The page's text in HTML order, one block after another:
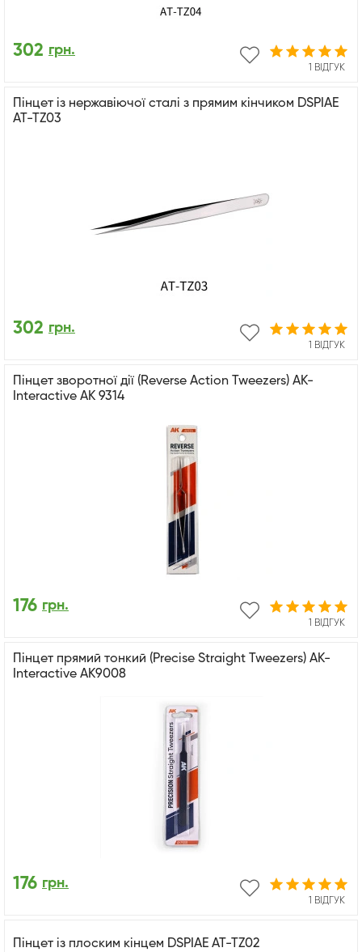
1 ВІДГУК
302 грн.
Пінцет із нержавіючої сталі з прямим кінчиком DSPIAE
AT-TZ03
1 ВІДГУК
302 грн.
Пінцет зворотної дії (Reverse Action Tweezers) AK-
Interactive AK 9314
1 ВІДГУК
176 грн.
Пінцет прямий тонкий (Precise Straight Tweezers) AK-
Interactive AK9008
1 ВІДГУК
176 грн.
Пінцет із плоским кінцем DSPIAE AT-TZ02